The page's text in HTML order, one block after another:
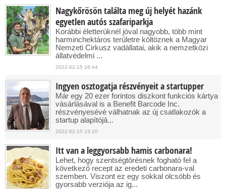
Nagykőrösön találta meg új helyét hazánk
egyetlen autós szafariparkja
Korábbi életterüknél jóval nagyobb, több mint
harminchektáros területre költöznek a Magyar
Nemzeti Cirkusz vadállatai, akik a nemzetközi
állatvédelmi ...
2022-02-15 16:44
Ingyen osztogatja részvényeit a startupper
Már egy 20 ezer forintos diszkont funkciós kártya
vásárlásával is a Benefit Barcode Inc.
részvényesévé válhatnak az új csatlakozók a
startup alapítójá...
2022-02-15 15:10
Itt van a leggyorsabb hamis carbonara!
Lehet, hogy szentségtörésnek fogható fel a
következő recept az eredeti carbonara-val
szemben. Viszont ez egy sokkal olcsóbb és
gyorsabb verziója az ig...